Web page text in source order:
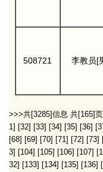
508721 李教员[
>>>共[3285]信息 共[165]
1] [32] [33] [34] [35] [36]
[68] [69] [70] [71] [72] [73]
3] [104] [105] [106] [107]
32] [133] [134] [135] [136]